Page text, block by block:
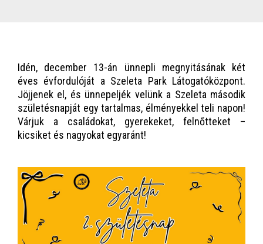
Idén, december 13-án ünnepli megnyitásának két
éves évfordulóját a Szeleta Park Látogatóközpont.
Jöjjenek el, és ünnepeljék velünk a Szeleta második
születésnapját egy tartalmas, élményekkel teli napon!
Várjuk a családokat, gyerekeket, felnőtteket –
kicsiket és nagyokat egyaránt!